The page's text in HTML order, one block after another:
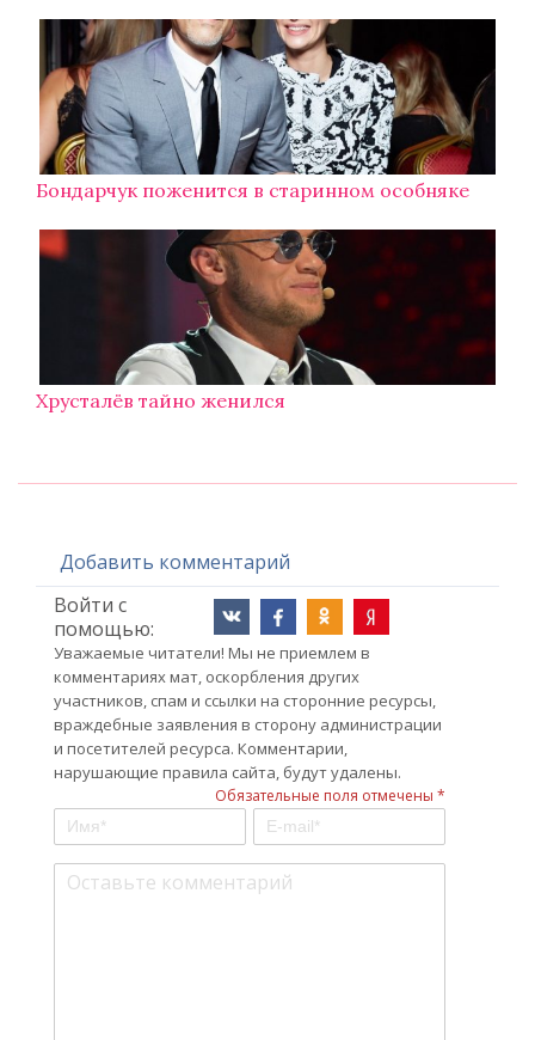
Бондарчук поженится в старинном особняке
Хрусталёв тайно женился
Добавить комментарий
Войти с
помощью:
Уважаемые читатели! Мы не приемлем в
комментариях мат, оскорбления других
участников, спам и ссылки на сторонние ресурсы,
враждебные заявления в сторону администрации
и посетителей ресурса. Комментарии,
нарушающие правила сайта, будут удалены.
Обязательные поля отмечены *